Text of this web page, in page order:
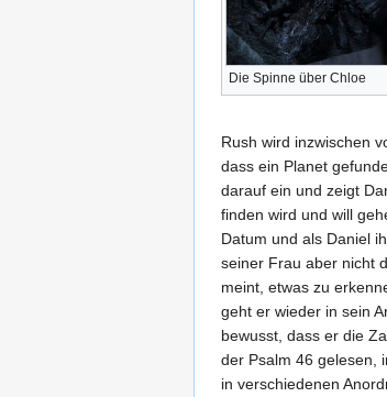
Die Spinne über Chloe
Rush wird inzwischen
dass ein Planet
darauf ein und zeigt
finden wird und will
Datum und als Daniel
seiner Frau aber nicht
meint, etwas zu
geht er wieder in sein
bewusst, dass er die
der Psalm 46 gelesen,
in verschiedenen